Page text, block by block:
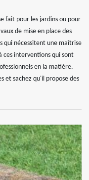
fait pour les jardins ou pour
de mise en place des
qui nécessitent une maîtrise
ces interventions qui sont
en la matière.
et sachez qu'il propose des